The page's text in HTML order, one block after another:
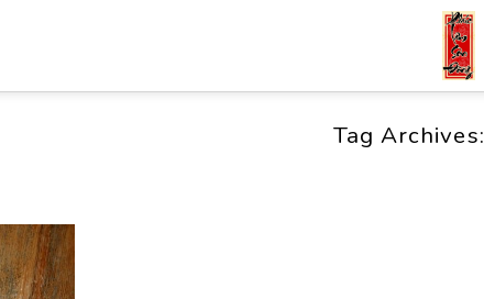
Tag Archives: